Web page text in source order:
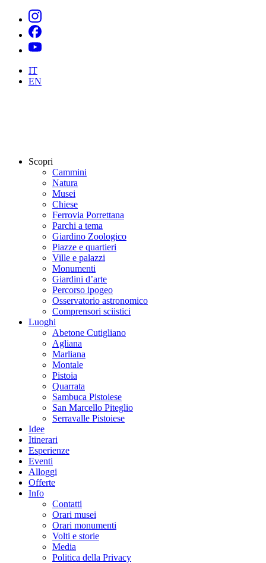
IT
EN
Scopri
Cammini
Natura
Musei
Chiese
Ferrovia Porrettana
Parchi a tema
Giardino Zoologico
Piazze e quartieri
Ville e palazzi
Monumenti
Giardini d’arte
Percorso ipogeo
Osservatorio astronomico
Comprensori sciistici
Luoghi
Abetone Cutigliano
Agliana
Marliana
Montale
Pistoia
Quarrata
Sambuca Pistoiese
San Marcello Piteglio
Serravalle Pistoiese
Idee
Itinerari
Esperienze
Eventi
Alloggi
Offerte
Info
Contatti
Orari musei
Orari monumenti
Volti e storie
Media
Politica della Privacy